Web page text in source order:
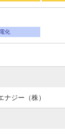
化
ナジー（株）